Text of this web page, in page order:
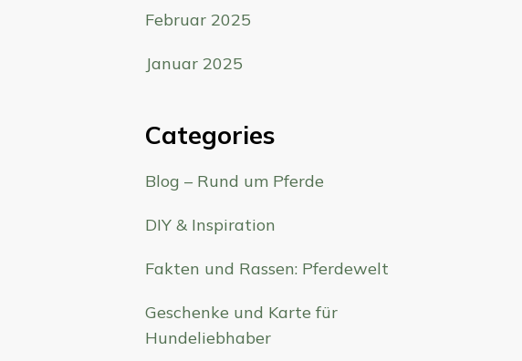
Februar 2025
Januar 2025
Categories
Blog – Rund um Pferde
DIY & Inspiration
Fakten und Rassen: Pferdewelt
Geschenke und Karte für
Hundeliebhaber